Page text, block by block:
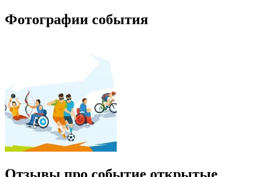
Фотографии события